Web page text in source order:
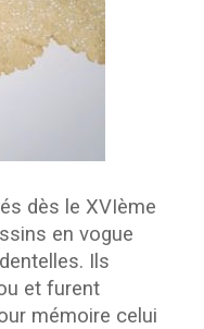
dès le XVIème
en vogue
Ils
et furent
mémoire celui